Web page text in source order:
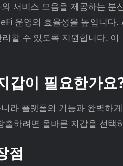
서비스 모음을 제공하는 분
운영의 효율성을 높입니
할 수 있도록 지원합니다.
이 필요한가요
라 플랫폼의 기능과 완벽하
하려면 올바른 지갑을 선택
점